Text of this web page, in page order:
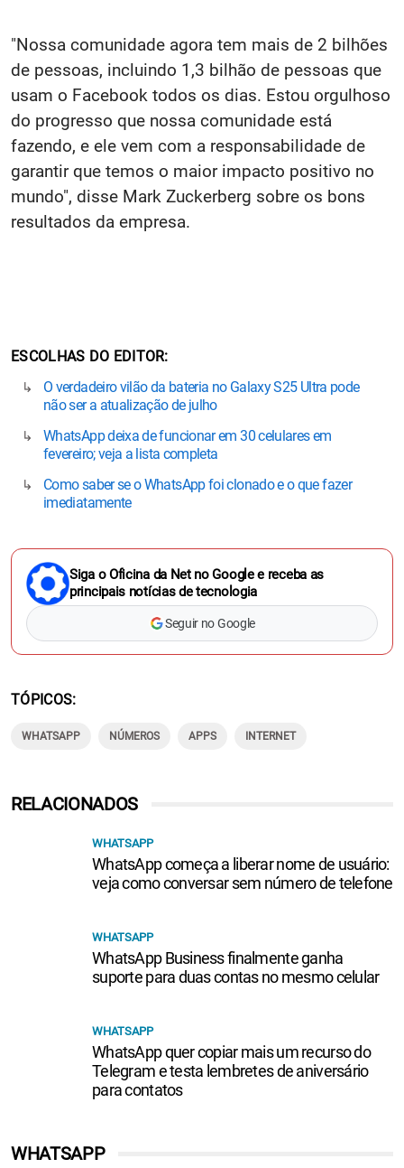
"Nossa comunidade agora tem mais de 2 bilhões
de pessoas, incluindo 1,3 bilhão de pessoas que
usam o Facebook todos os dias. Estou orgulhoso
do progresso que nossa comunidade está
fazendo, e ele vem com a responsabilidade de
garantir que temos o maior impacto positivo no
mundo", disse Mark Zuckerberg sobre os bons
resultados da empresa.
ESCOLHAS DO EDITOR
O verdadeiro vilão da bateria no Galaxy S25 Ultra pode
não ser a atualização de julho
WhatsApp deixa de funcionar em 30 celulares em
fevereiro; veja a lista completa
Como saber se o WhatsApp foi clonado e o que fazer
imediatamente
Siga o Oficina da Net no Google e receba as
principais notícias de tecnologia
Seguir no Google
TÓPICOS
WHATSAPP NÚMEROS APPS INTERNET
WHATSAPP
RELACIONADOS
WHATSAPP
WhatsApp começa a liberar nome de usuário:
veja como conversar sem número de telefone
WHATSAPP
WhatsApp Business finalmente ganha
suporte para duas contas no mesmo celular
WHATSAPP
WhatsApp quer copiar mais um recurso do
Telegram e testa lembretes de aniversário
para contatos